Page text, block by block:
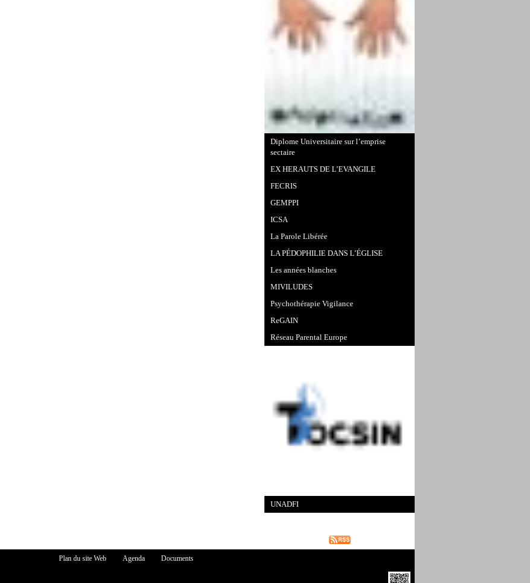
Diplome Universitaire sur l’emprise
sectaire
EX HERAUTS DE L’EVANGILE
FECRIS
GEMPPI
ICSA
La Parole Libérée
LA PÉDOPHILIE DANS L’ÉGLISE
Les années blanches
MIVILUDES
Psychothérapie Vigilance
ReGAIN
Réseau Parental Europe
UNADFI
Plan du site Web Agenda Documents